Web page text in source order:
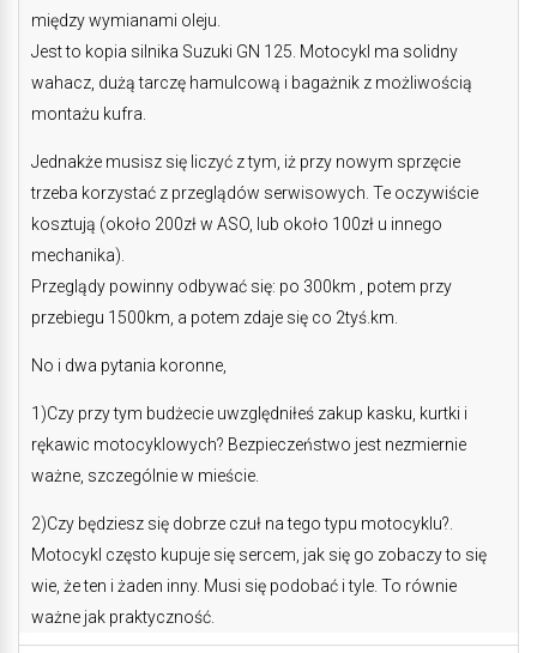
między wymianami oleju.
Jest to kopia silnika Suzuki GN 125. Motocykl ma solidny
wahacz, dużą tarczę hamulcową i bagażnik z możliwością
montażu kufra.
Jednakże musisz się liczyć z tym, iż przy nowym sprzęcie
trzeba korzystać z przeglądów serwisowych. Te oczywiście
kosztują (około 200zł w ASO, lub około 100zł u innego
mechanika).
Przeglądy powinny odbywać się: po 300km , potem przy
przebiegu 1500km, a potem zdaje się co 2tyś.km.
No i dwa pytania koronne,
1)Czy przy tym budżecie uwzględniłeś zakup kasku, kurtki i
rękawic motocyklowych? Bezpieczeństwo jest nezmiernie
ważne, szczególnie w mieście.
2)Czy będziesz się dobrze czuł na tego typu motocyklu?.
Motocykl często kupuje się sercem, jak się go zobaczy to się
wie, że ten i żaden inny. Musi się podobać i tyle. To równie
ważne jak praktyczność.